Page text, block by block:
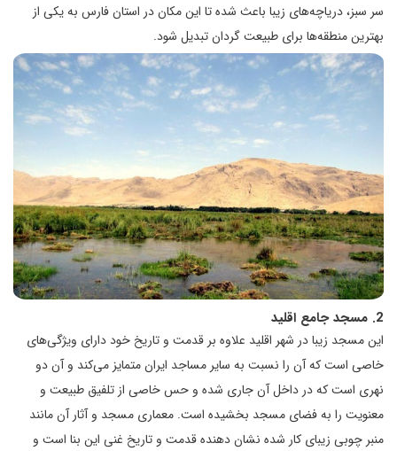
سر سبز، دریاچه‌های زیبا باعث شده تا این مکان در استان فارس به یکی از
بهترین منطقه‌ها برای طبیعت گردان تبدیل شود.
2. مسجد جامع اقلید
این مسجد زیبا در شهر اقلید علاوه بر قدمت و تاریخ خود دارای ویژگی‌های
خاصی است که آن را نسبت به سایر مساجد ایران متمایز می‌کند و آن دو
نهری است که در داخل آن جاری شده و حس خاصی از تلفیق طبیعت و
معنویت را به فضای مسجد بخشیده است. معماری مسجد و آثار آن مانند
منبر چوبی زیبای کار شده نشان دهنده قدمت و تاریخ غنی این بنا است و